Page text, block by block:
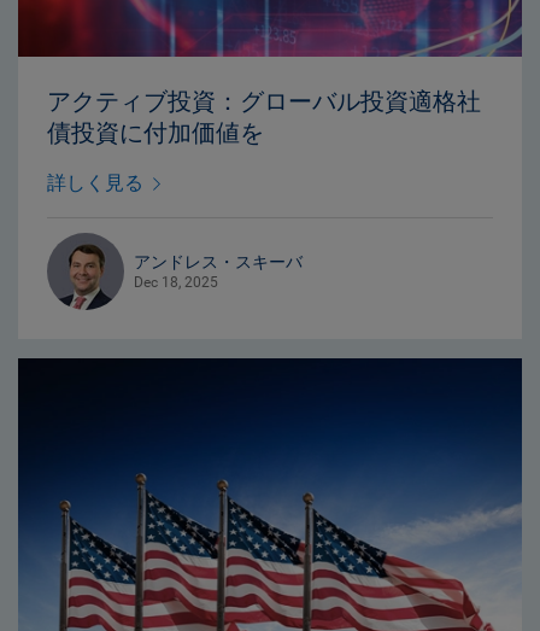
アクティブ投資：グローバル投資適格社
債投資に付加価値を
詳しく見る
アンドレス・スキーバ
Dec 18, 2025